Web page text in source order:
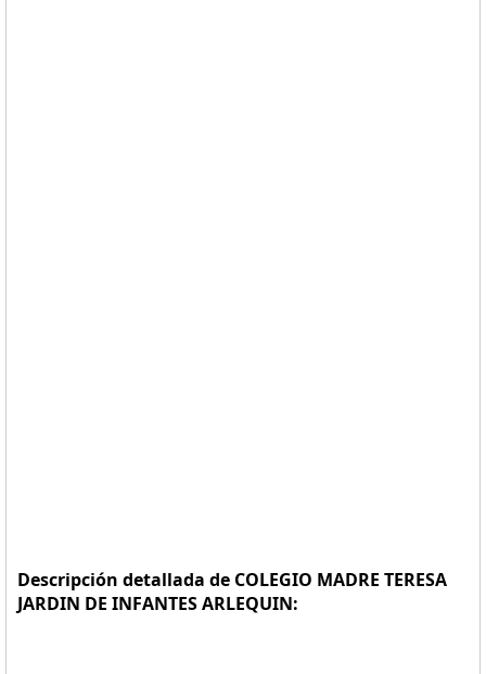
Descripción detallada de COLEGIO MADRE TERESA
JARDIN DE INFANTES ARLEQUIN: